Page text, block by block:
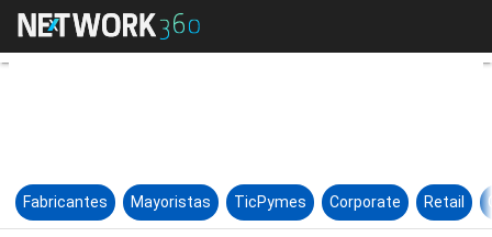
Symantec quiere que sus
Fabricantes Mayoristas TicPymes Corporate Retail